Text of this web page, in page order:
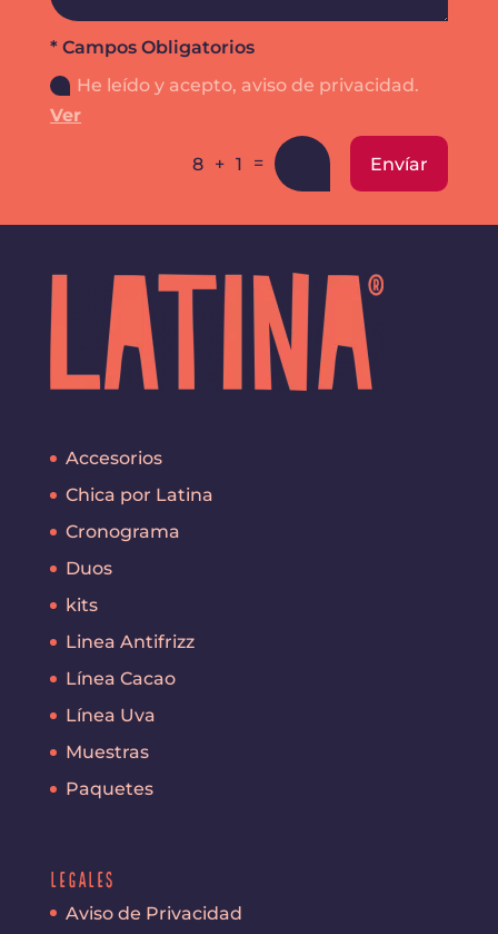
* Campos Obligatorios
He leído y acepto, aviso de privacidad.
Ver
8 + 1 = Envíar
Accesorios
Chica por Latina
Cronograma
Duos
kits
Linea Antifrizz
Línea Cacao
Línea Uva
Muestras
Paquetes
Legales
Aviso de Privacidad